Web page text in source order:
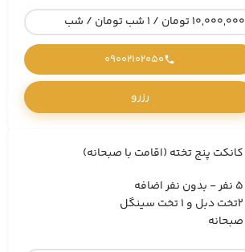
10,000,000 تومان / 1 شب تومان / شب
09002102050
رزرو
کانکت پنج تخته (اقامت با صبحانه)
5 نفر - بدون نفر اضافه
2تخت دبل و 1 تخت سینگل
صبحانه